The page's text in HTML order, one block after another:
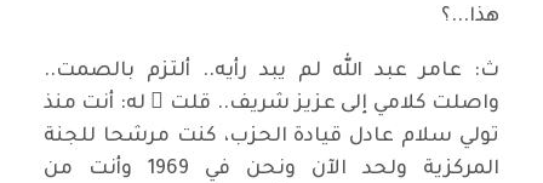
هذا...؟
ث: عامر عبد الله لم يبد رأيه.. ألتزم بالصمت..
واصلت كلامي إلى عزيز شريف.. قلت ُ له: أنت منذ
تولي سلام عادل قيادة الحزب، كنت مرشحا للجنة
المركزية ولحد الآن ونحن في 1969 وأنت من